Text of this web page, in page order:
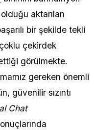
aktarılan
bir şekilde tekli
çekirdek
görülmekte.
gereken önemli
güvenilir sızıntı
Chat